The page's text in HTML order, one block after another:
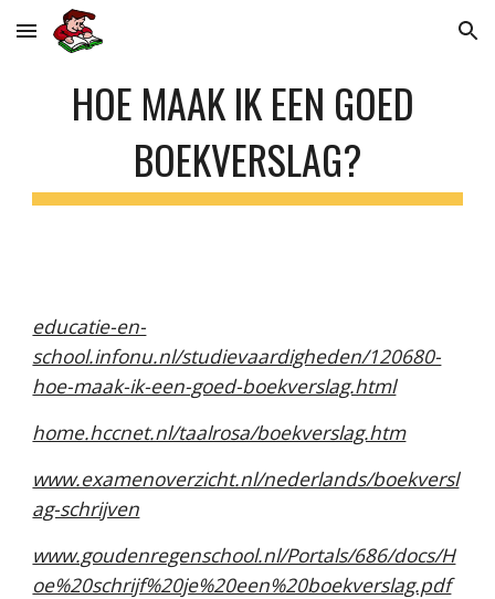
Skip to main content Skip to navigation
HOE MAAK IK EEN GOED
BOEKVERSLAG?
educatie-en-
school.infonu.nl/studievaardigheden/120680-
hoe-maak-ik-een-goed-boekverslag.html
home.hccnet.nl/taalrosa/boekverslag.htm
www.examenoverzicht.nl/nederlands/boekversl
ag-schrijven
www.goudenregenschool.nl/Portals/686/docs/H
oe%20schrijf%20je%20een%20boekverslag.pdf